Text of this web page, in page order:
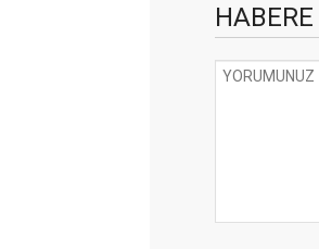
HABERE